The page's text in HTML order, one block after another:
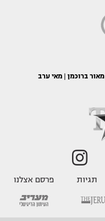
מאור ברוכמן מאי ערב
תגיות פרסם אצלנו